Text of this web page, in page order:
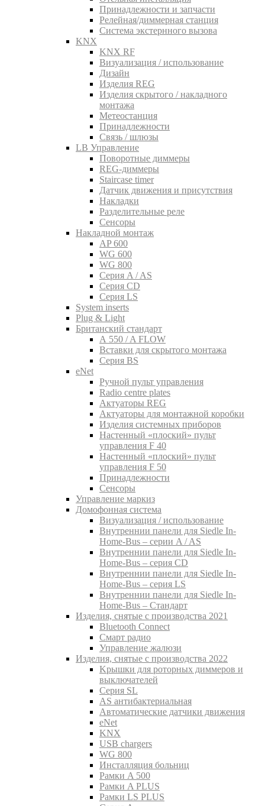
Принадлежности и запчасти
Релейная/диммерная станция
Система экстернного вызова
KNX
KNX RF
Визуализация / использование
Дизайн
Изделия REG
Изделия скрытого / накладного
монтажа
Метеостанция
Принадлежности
Связь / шлюзы
LB Управление
Поворотные диммеры
REG-диммеры
Staircase timer
Датчик движения и присутствия
Накладки
Разделительные реле
Сенсоры
Накладной монтаж
AP 600
WG 600
WG 800
Серия A / AS
Серия CD
Серия LS
System inserts
Plug & Light
Британский стандарт
A 550 / A FLOW
Вставки для скрытого монтажа
Серия BS
eNet
Pучной пульт управления
Radio centre plates
Актуаторы REG
Актуаторы для монтажной коробки
Изделия системных приборов
Настенный «плоский» пульт
управления F 40
Настенный «плоский» пульт
управления F 50
Принадлежности
Сенсоры
Управление маркиз
Домофонная система
Визуализация / использование
Внутреннии панели для Siedle In-
Home-Bus – серии A / AS
Внутреннии панели для Siedle In-
Home-Bus – серия CD
Внутреннии панели для Siedle In-
Home-Bus – серия LS
Внутреннии панели для Siedle In-
Home-Bus – Стандарт
Изделия, снятые с производства 2021
Bluetooth Connect
Смарт радио
Управление жалюзи
Изделия, снятые с производства 2022
Kрышки для роторных диммеров и
выключателей
Серия SL
AS антибактериальная
Aвтоматические датчики движения
eNet
KNX
USB chargers
WG 800
Инсталляция больниц
Рамки A 500
Рамки A PLUS
Рамки LS PLUS